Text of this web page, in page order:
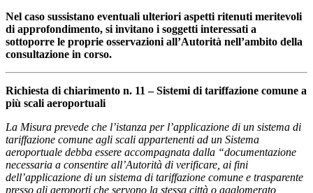
Nel caso sussistano eventuali ulteriori aspetti ritenuti meritevoli
di approfondimento, si invitano i soggetti interessati a
sottoporre le proprie osservazioni all’Autorità nell’ambito della
consultazione in corso.
Richiesta di chiarimento n. 11 – Sistemi di tariffazione comune a
più scali aeroportuali
La Misura prevede che l’istanza per l’applicazione di un sistema di
tariffazione comune agli scali appartenenti ad un Sistema
aeroportuale debba essere accompagnata dalla “documentazione
necessaria a consentire all’Autorità di verificare, ai fini
dell’applicazione di un sistema di tariffazione comune e trasparente
presso gli aeroporti che servono la stessa città o agglomerato